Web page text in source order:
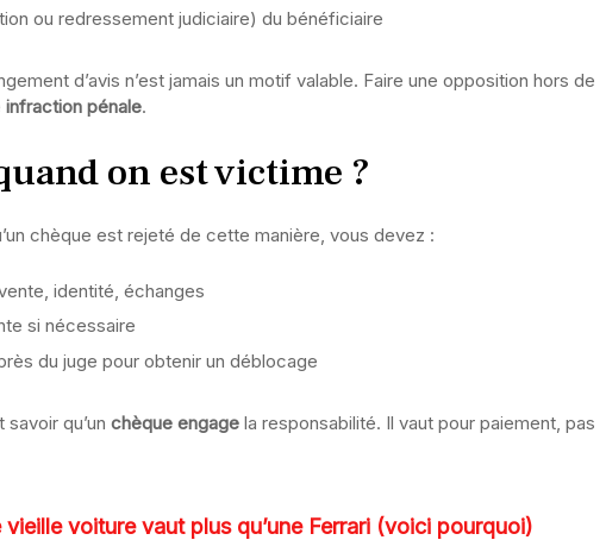
ou redressement judiciaire) du bénéficiaire
d’avis n’est jamais un motif valable. Faire une opposition hors de
infraction pénale.
on est victime ?
chèque est rejeté de cette manière, vous devez :
identité, échanges
si nécessaire
du juge pour obtenir un déblocage
qu’un chèque engage la responsabilité. Il vaut pour paiement, pas
voiture vaut plus qu’une Ferrari (voici pourquoi)